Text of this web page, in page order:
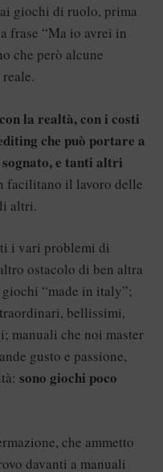
giochi di ruolo, prima
frase “Ma io avrei in
che però alcune
la realtà, con i costi
che può portare a
e tanti altri
facilitano il lavoro delle
altri.
i vari problemi di
ostacolo di ben altra
“made in italy”;
bellissimi,
manuali che noi master
gusto e passione,
sono giochi poco
che ammetto
davanti a manuali